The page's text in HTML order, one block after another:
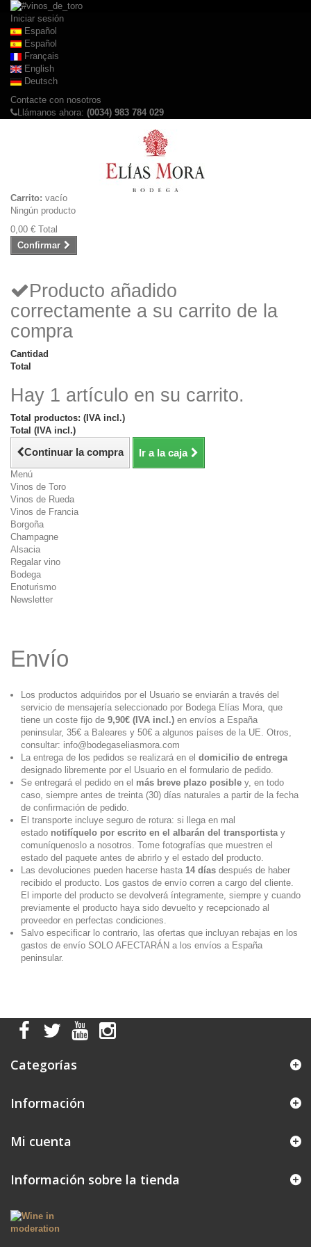
Iniciar sesión
Español
Español
Français
English
Deutsch
Contacte con nosotros
Llámanos ahora: (0034) 983 784 029
Carrito: vacío
Ningún producto
0,00 € Total
Confirmar
Producto añadido
correctamente a su carrito de la
compra
Cantidad
Total
Hay 1 artículo en su carrito.
Total productos: (IVA incl.)
Total (IVA incl.)
Continuar la compra Ir a la caja
Menú
Vinos de Toro
Vinos de Rueda
Vinos de Francia
Borgoña
Champagne
Alsacia
Regalar vino
Bodega
Enoturismo
Newsletter
Envío
Los productos adquiridos por el Usuario se enviarán a través del
servicio de mensajería seleccionado por Bodega Elías Mora, que
tiene un coste fijo de 9,90€ (IVA incl.) en envíos a España
peninsular, 35€ a Baleares y 50€ a algunos países de la UE. Otros,
consultar: info@bodegaseliasmora.com
La entrega de los pedidos se realizará en el domicilio de entrega
designado libremente por el Usuario en el formulario de pedido.
Se entregará el pedido en el más breve plazo posible y, en todo
caso, siempre antes de treinta (30) días naturales a partir de la fecha
de confirmación de pedido.
El transporte incluye seguro de rotura: si llega en mal
estado notifíquelo por escrito en el albarán del transportistay
comuníquenoslo a nosotros. Tome fotografías que muestren el
estado del paquete antes de abrirlo y el estado del producto.
Las devoluciones pueden hacerse hasta 14 días después de haber
recibido el producto. Los gastos de envío corren a cargo del cliente.
El importe del producto se devolverá íntegramente, siempre y cuando
previamente el producto haya sido devuelto y recepcionado al
proveedor en perfectas condiciones.
Salvo especificar lo contrario, las ofertas que incluyan rebajas en los
gastos de envío SOLO AFECTARÁN a los envíos a España
peninsular.
Categorías
Información
Mi cuenta
Información sobre la tienda